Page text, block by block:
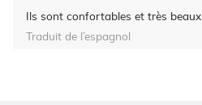
Ils sont confortables et très beaux
Traduit de l’espagnol